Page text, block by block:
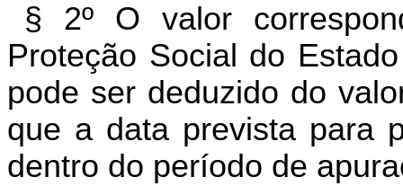
§ 2º O valor
Proteção Social do
pode ser deduzido do
que a data prevista para
dentro do período de